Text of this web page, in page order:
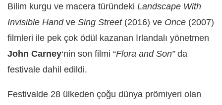
Bilim kurgu ve macera türündeki Landscape With
Invisible Handve Sing Street (2016) ve Once (2007)
filmleri ile pek çok ödül kazanan İrlandalı yönetmen
John Carney‘nin son filmi “Flora and Son”da
festivale dahil edildi.
Festivalde 28 ülkeden çoğu dünya prömiyeri olan